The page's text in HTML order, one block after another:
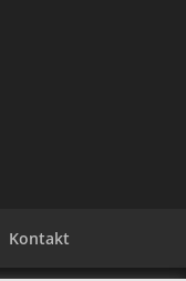
Kontakt